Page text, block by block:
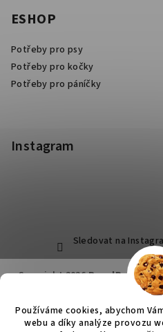
Používáme cookies, abychom
webu a díky analýze provozu
ESHOP
Potřeby pro psy
Potřeby pro kočky
Potřeby pro páníčky
Instagram
Sledovat na
Copyright 2026RoyalPets